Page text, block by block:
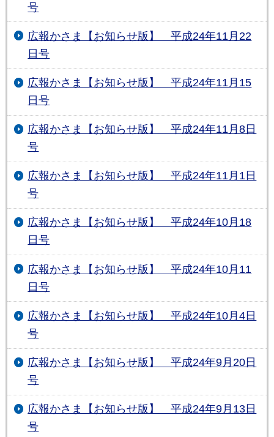
号
広報かさま【お知らせ版】 平成24年11月22
日号
広報かさま【お知らせ版】 平成24年11月15
日号
広報かさま【お知らせ版】 平成24年11月8日
号
広報かさま【お知らせ版】 平成24年11月1日
号
広報かさま【お知らせ版】 平成24年10月18
日号
広報かさま【お知らせ版】 平成24年10月11
日号
広報かさま【お知らせ版】 平成24年10月4日
号
広報かさま【お知らせ版】 平成24年9月20日
号
広報かさま【お知らせ版】 平成24年9月13日
号